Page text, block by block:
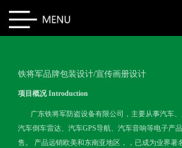
铁将军品牌包装设计/宣传画册设计
项目概况 Introduction
广东铁将军防盗设备有限公司，主要从事汽车、
汽车倒车雷达、汽车GPS导航、汽车音响等电子产
售。
产品远销欧美和东南亚地区，，已成为业界